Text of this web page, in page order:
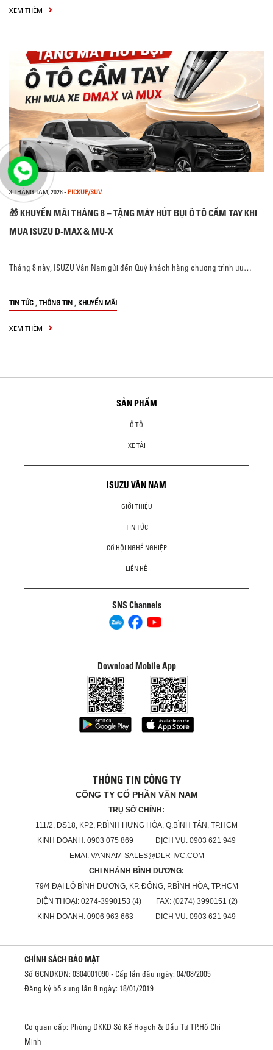
XEM THÊM
3 THÁNG TÁM, 2026- PICKUP/SUV
🎁 KHUYẾN MÃI THÁNG 8 – TẶNG MÁY HÚT BỤI Ô TÔ CẦM TAY KHI
MUA ISUZU D-MAX & MU-X
Tháng 8 này, ISUZU Vân Nam gửi đến Quý khách hàng chương trình ưu…
TIN TỨC , THÔNG TIN , KHUYẾN MÃI
XEM THÊM
SẢN PHẨM
Ô TÔ
XE TẢI
ISUZU VÂN NAM
GIỚI THIỆU
TIN TỨC
CƠ HỘI NGHỀ NGHIỆP
LIÊN HỆ
SNS Channels
Download Mobile App
THÔNG TIN CÔNG TY
CÔNG TY CỔ PHẦN VÂN NAM
TRỤ SỞ CHÍNH:
111/2, ĐS18, KP2, P.BÌNH HƯNG HÒA, Q.BÌNH TÂN, TP.HCM
KINH DOANH: 0903 075 869 DỊCH VỤ: 0903 621 949
EMAI: VANNAM-SALES@DLR-IVC.COM
CHI NHÁNH BÌNH DƯƠNG:
79/4 ĐẠI LỘ BÌNH DƯƠNG, KP. ĐÔNG, P.BÌNH HÒA, TP.HCM
ĐIỆN THOẠI: 0274-3990153 (4) FAX: (0274) 3990151 (2)
KINH DOANH: 0906 963 663 DỊCH VỤ: 0903 621 949
CHÍNH SÁCH BẢO MẬT
Số GCNDKDN: 0304001090 - Cấp lần đầu ngày: 04/08/2005
Đăng ký bổ sung lần 8 ngày: 18/01/2019
Cơ quan cấp: Phòng ĐKKD Sở Kế Hoạch & Đầu Tư TP.Hồ Chí
Minh